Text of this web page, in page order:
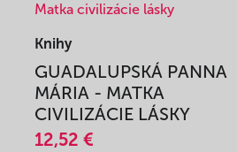
Knihy
GUADALUPSKÁ PANNA
MÁRIA - MATKA
CIVILIZÁCIE LÁSKY
12,52 €